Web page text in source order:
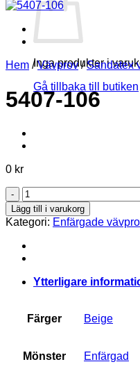
Inga produkter i
Gå tillbaka till butiken
Hem / Vävprov / Sandatex
5407-106
0 kr
5407-
106
mängd
Lägg till i varukorg
Kategori: Enfärgade
Ytterligare
Färger Beige
Mönster Enfärgad